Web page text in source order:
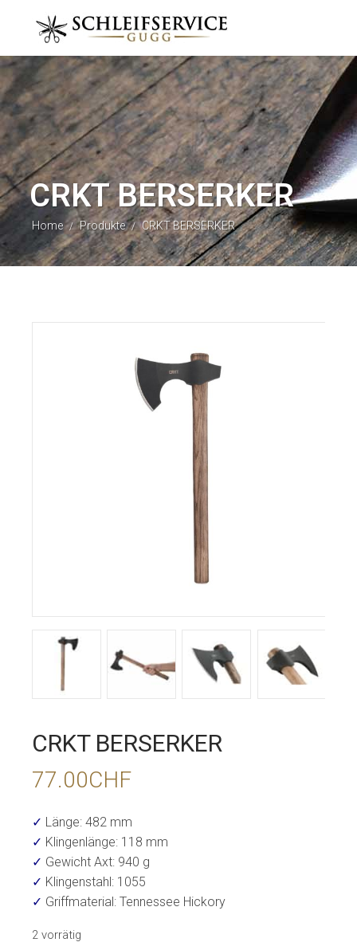
CRKT BERSERKER
Home / Produkte / CRKT BERSERKER
CRKT BERSERKER
77.00CHF
✓ Länge: 482 mm
✓ Klingenlänge: 118 mm
✓ Gewicht Axt: 940 g
✓ Klingenstahl: 1055
✓ Griffmaterial: Tennessee Hickory
2 vorrätig